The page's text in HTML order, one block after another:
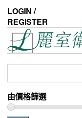
the
content
LOGIN /
REGISTER
鍵
字:
由價格篩選